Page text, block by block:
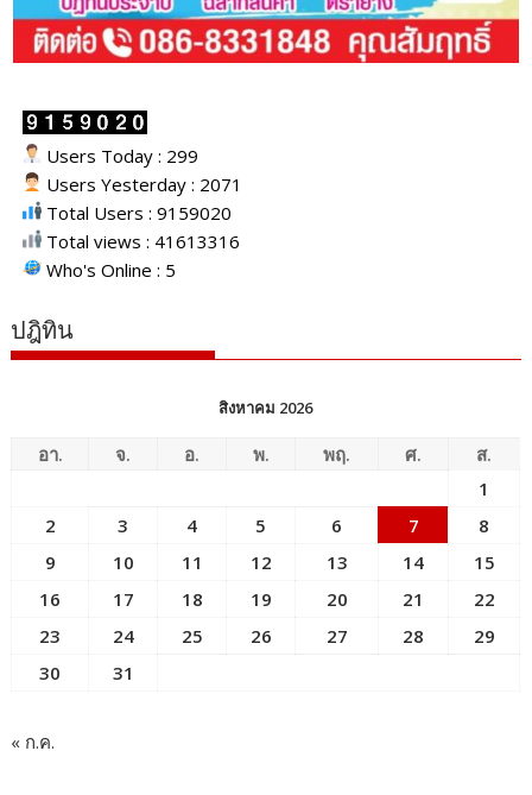
Users Today : 299
Users Yesterday : 2071
Total Users : 9159020
Total views : 41613316
Who's Online : 5
ปฎิทิน
สิงหาคม 2026
อา. จ. อ. พ. พฤ. ศ.
ส.
1
2
3 4 5 6 7
8
9
10 11 12 13 14
15
16
17 18 19 20 21
22
23
24 25 26 27 28
29
30
31
« ก.ค.